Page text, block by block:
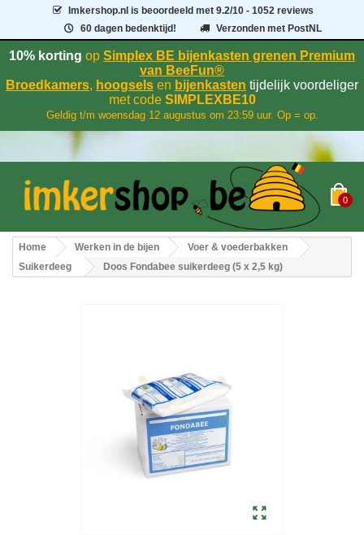
Imkershop.nl is beoordeeld met9.2/10 - 1052 reviews
60 dagen bedenktijd!
Verzonden met PostNL
10% korting op Simplex BE bijenkasten grenen Premium
van BeeFun®
Broedkamers, hoogsels en bijenkasten tijdelijk voordeliger
met codeSIMPLEXBE10
Geldig t/m woensdag 12 augustus om 23:59 uur. Op = op.
0
Home Werken in de bijen
Voer & voederbakken
Suikerdeeg
Doos Fondabee suikerdeeg (5 x 2,5 kg)